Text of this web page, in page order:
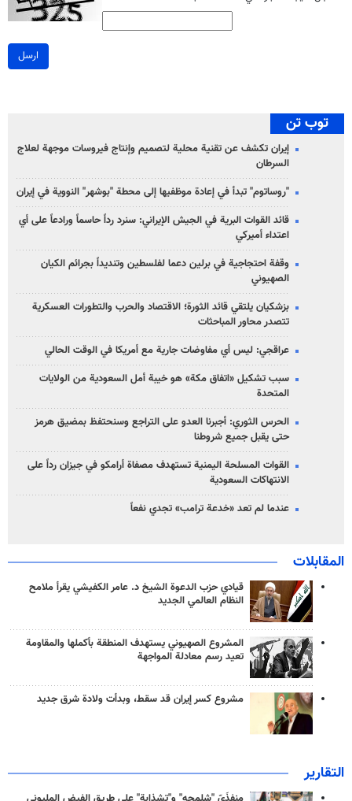
ارسل
توب تن
إيران تكشف عن تقنية محلية لتصميم وإنتاج فيروسات موجهة لعلاج
السرطان
"روساتوم" تبدأ في إعادة موظفيها إلى محطة "بوشهر" النووية في إيران
قائد القوات البرية في الجيش الإيراني: سنرد رداً حاسماً ورادعاً على أي
اعتداء أميركي
وقفة احتجاجية في برلين دعما لفلسطين وتنديداً بجرائم الكيان
الصهیوني
بزشكيان يلتقي قائد الثورة؛ الاقتصاد والحرب والتطورات العسكرية
تتصدر محاور المباحثات
عراقجي: ليس أي مفاوضات جارية مع أمريكا في الوقت الحالي
سبب تشكيل «اتفاق مكة» هو خيبة أمل السعودية من الولايات
المتحدة
الحرس الثوري: أجبرنا العدو على التراجع وسنحتفظ بمضيق هرمز
حتى يقبل جميع شروطنا
القوات المسلحة اليمنية تستهدف مصفاة أرامكو في جيزان رداً على
الانتهاكات السعودية
عندما لم تعد «خدعة ترامب» تجدي نفعاً
المقابلات
قيادي حزب الدعوة الشيخ د. عامر الكفيشي يقرأ ملامح
النظام العالمي الجديد
المشروع الصهيوني يستهدف المنطقة بأكملها والمقاومة
تعيد رسم معادلة المواجهة
مشروع كسر إيران قد سقط، وبدأت ولادة شرق جديد
التقارير